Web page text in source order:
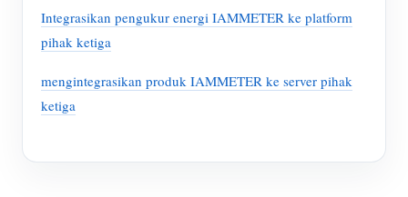
Integrasikan pengukur energi IAMMETER ke platform
pihak ketiga
mengintegrasikan produk IAMMETER ke server pihak
ketiga